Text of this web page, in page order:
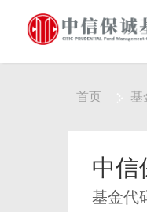
首页 基
中信
基金代